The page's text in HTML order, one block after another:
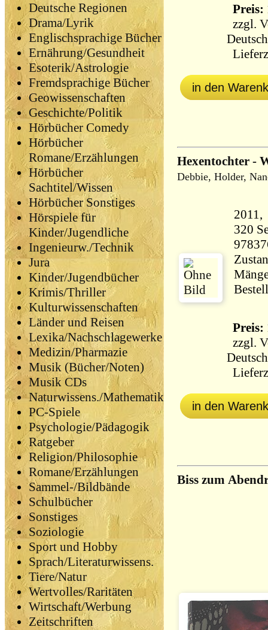
Deutsche Regionen
Drama/Lyrik
Englischsprachige Bücher
Ernährung/Gesundheit
Esoterik/Astrologie
Fremdsprachige Bücher
Geowissenschaften
Geschichte/Politik
Hörbücher Comedy
Hörbücher
Romane/Erzählungen
Hörbücher
Sachtitel/Wissen
Hörbücher Sonstiges
Hörspiele für
Kinder/Jugendliche
Ingenieurw./Technik
Jura
Kinder/Jugendbücher
Krimis/Thriller
Kulturwissenschaften
Länder und Reisen
Lexika/Nachschlagewerke
Medizin/Pharmazie
Musik (Bücher/Noten)
Musik CDs
Naturwissens./Mathematik
PC-Spiele
Psychologie/Pädagogik
Ratgeber
Religion/Philosophie
Romane/Erzählungen
Sammel-/Bildbände
Schulbücher
Sonstiges
Soziologie
Sport und Hobby
Sprach/Literaturwissens.
Tiere/Natur
Wertvolles/Raritäten
Wirtschaft/Werbung
Zeitschriften
Preis:
zzgl.
in den
Hexentochter -
Debbie, Holder,
320 Seiten
Preis:
zzgl.
in den
Biss zum